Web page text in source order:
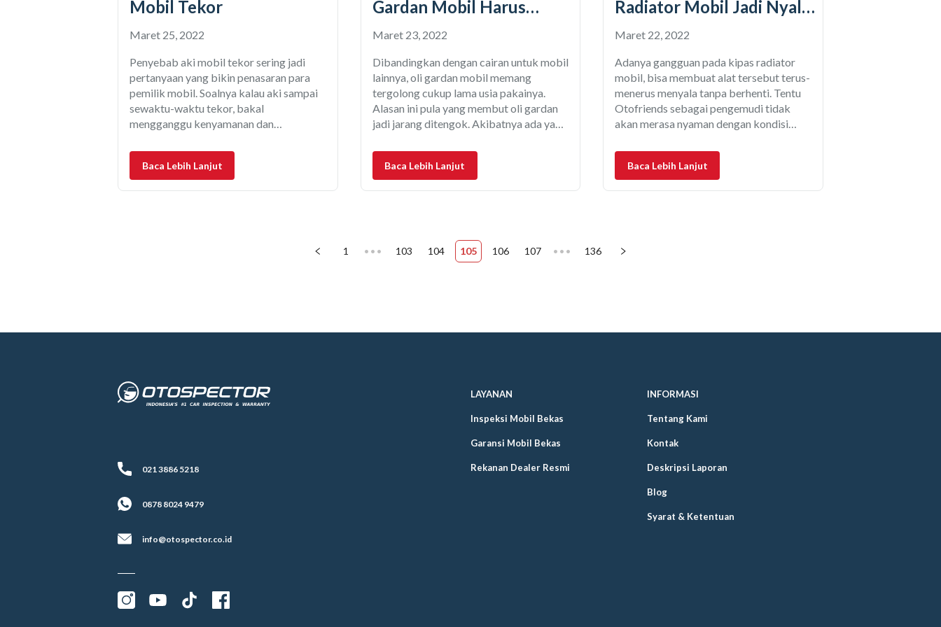
Mobil Tekor
Maret 25, 2022
Penyebab aki mobil tekor sering jadi
pertanyaan yang bikin penasaran para
pemilik mobil. Soalnya kalau aki sampai
sewaktu-waktu tekor, bakal
mengganggu kenyamanan dan
selama ini pemilik merasa selalu merawat
aki dengan benar. Penyebab aki mobil
Baca Lebih Lanjut
Gardan Mobil Harus
Diganti
Maret 23, 2022
Dibandingkan dengan cairan untuk mobil
lainnya, oli gardan mobil memang
tergolong cukup lama usia pakainya.
Alasan ini pula yang membut oli gardan
jadi jarang ditengok. Akibatnya ada yang
waktu. Seperti kita tahu, oli gardan mobil
membantu fungsi gardan dalam
Baca Lebih Lanjut
Radiator Mobil Jadi Nyala
Terus
Maret 22, 2022
Adanya gangguan pada kipas radiator
mobil, bisa membuat alat tersebut terus-
menerus menyala tanpa berhenti. Tentu
Otofriends sebagai pengemudi tidak
akan merasa nyaman dengan kondisi
mengganggu konsentrasi mengemudi.
Kipas radiator mobil yang terus menyala
Baca Lebih Lanjut
1 ••• 103 104 105 106 107 ••• 136
021 3886 5218
0878 8024 9479
info@otospector.co.id
LAYANAN
Inspeksi Mobil Bekas
Garansi Mobil Bekas
Rekanan Dealer Resmi
INFORMASI
Tentang Kami
Kontak
Deskripsi Laporan
Blog
Syarat & Ketentuan